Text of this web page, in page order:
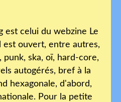
est celui du webzine Le
est ouvert, entre autres,
ska, oï, hard-core,
autogérés, bref à la
hexagonale, d'abord,
Pour la petite